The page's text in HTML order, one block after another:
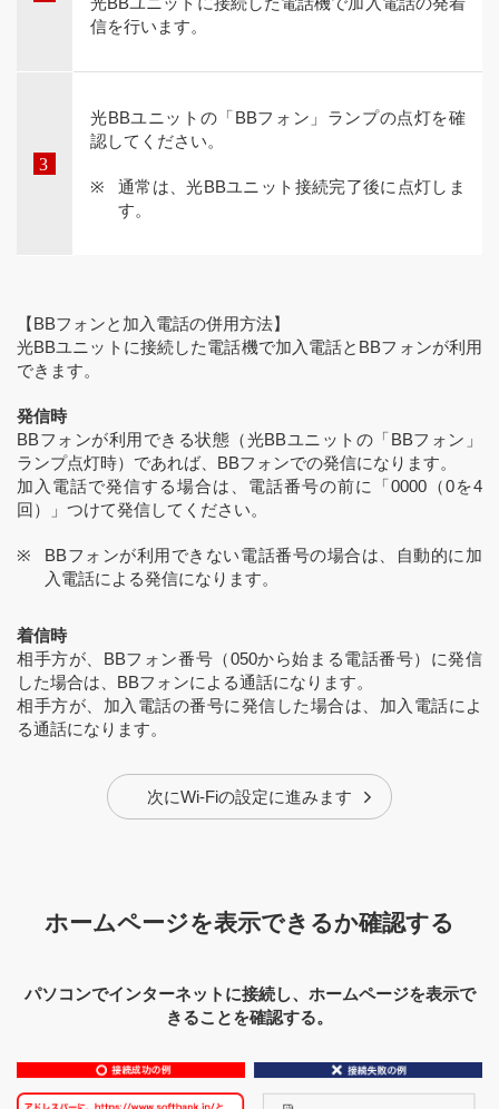
信を行います。
光BBユニットの「BBフォン」ランプの点灯を確
認してください。
通常は、光BBユニット接続完了後に点灯しま
す。
【BBフォンと加入電話の併用方法】
光BBユニットに接続した電話機で加入電話とBBフォンが利用
できます。
発信時
BBフォンが利用できる状態（光BBユニットの「BBフォン」
ランプ点灯時）であれば、BBフォンでの発信になります。
加入電話で発信する場合は、電話番号の前に「0000（0を4
回）」つけて発信してください。
BBフォンが利用できない電話番号の場合は、自動的に加
入電話による発信になります。
着信時
相手方が、BBフォン番号（050から始まる電話番号）に発信
した場合は、BBフォンによる通話になります。
相手方が、加入電話の番号に発信した場合は、加入電話によ
る通話になります。
次にWi-Fiの設定に進みます
ホームページを表示できるか確認する
パソコンでインターネットに接続し、ホームページを表示で
きることを確認する。